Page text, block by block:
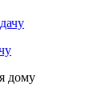
дому